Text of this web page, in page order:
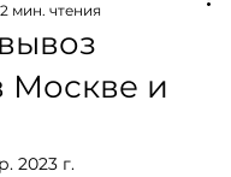
Москве и
2 мин. чтения
2023 г.